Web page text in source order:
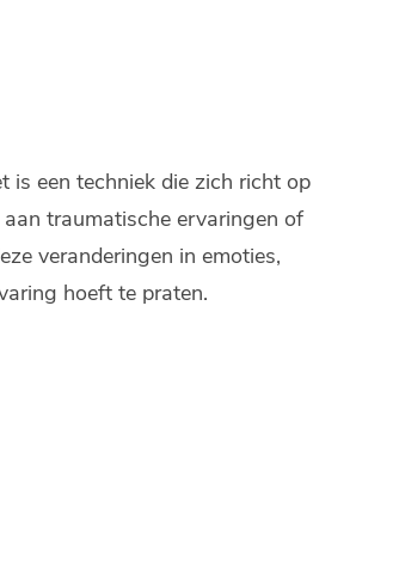
is een techniek die zich richt op
traumatische ervaringen of
veranderingen in emoties,
hoeft te praten.